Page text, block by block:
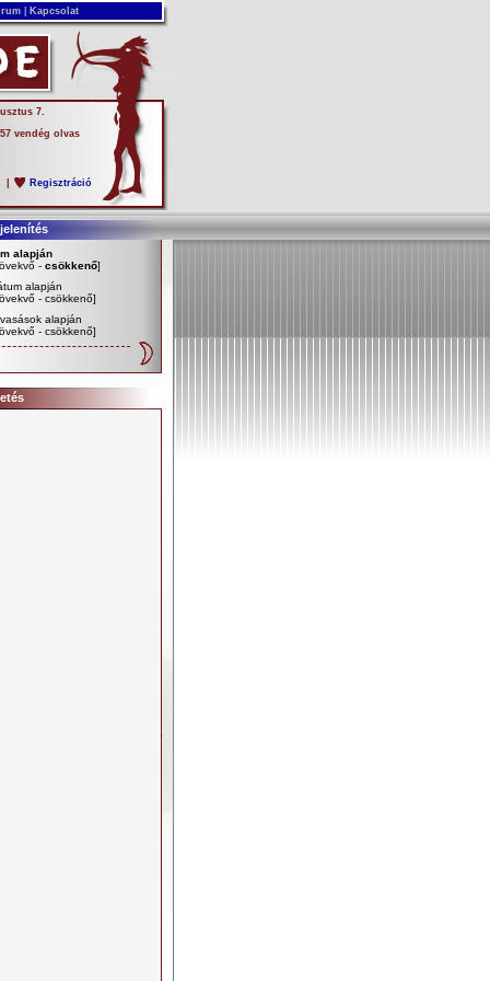
Kapcsolat
7.
vendég olvas
Regisztráció
alapján
- csökkenő]
alapján
- csökkenő]
alapján
- csökkenő]